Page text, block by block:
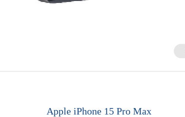
Apple iPhone 15 Pro Max